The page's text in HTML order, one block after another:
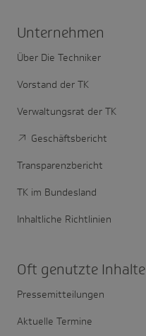
Unter­nehmen
Über Die Techniker
Vorstand der TK
Verwaltungsrat der TK
Geschäftsbericht
Transparenzbericht
TK im Bundesland
Inhaltliche Richtlinien
Oft genutzte Inhalte
Pressemitteilungen
Aktuelle Termine